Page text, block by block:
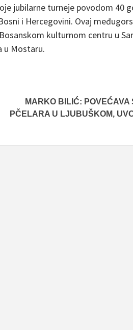
jubilarne turneje povodom 40
i Hercegovini. Ovaj
kulturnom centru u
u Mostaru.
MARKO BILIĆ: POVEĆAVA
PČELARA U LJUBUŠKOM,